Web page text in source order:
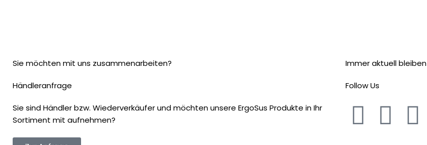
Sie möchten mit uns zusammenarbeiten?
Händleranfrage
Sie sind Händler bzw. Wiederverkäufer und möchten unsere ErgoSus Produkte in Ihr
Sortiment mit aufnehmen?
Immer aktuell bleiben
Follow Us